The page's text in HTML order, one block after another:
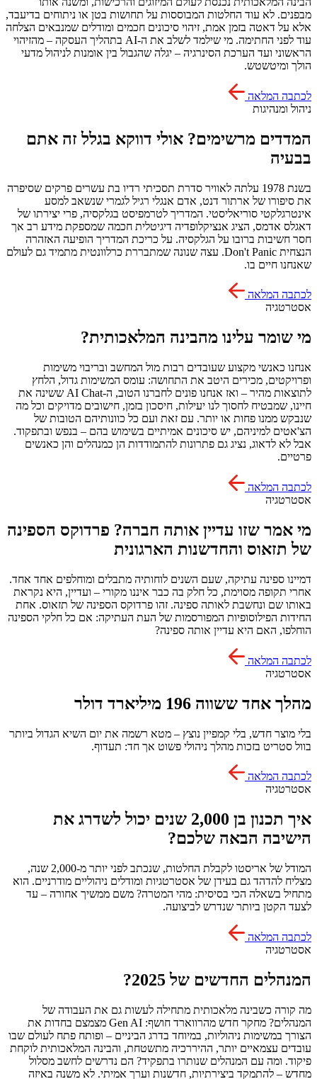
מבפנים. לא עוד החלטות המבוססות על תחושות בטן או ניתוחים בדיעבד,
אלא על דאטה בזמן אמת, זיהוי סיכונים חכמים ומודלים שמנבאים הצלחה
עוד לפני החתימה. מי שילמד לשלב את ה-AI בתהליך העסקה – מהזיהוי
הראשוני ועד הערכת הסינרגיה – יגלה שהגבול בין אומנות לניהול מדעי
הולך ומיטשטש.
לכתבה המלאה
ניהול ומנהיגות
המדדים מרשימים? אולי דווקא בגלל זה אתם
בבעיה
בשנת 1978 עלתה לאוויר סדרת תסכיתי רדיו בת עשרים פרקים שסיפרה
את סיפורו של ארתור דנט, אדם אנגלי רגיל לגמרי שנשאב למסע
אינטרגלקטי סוריאליסטי. המדריך לטרמפיסט בגלקסיה, פרי יצירתו של
דאגלס אדמס, הציג אנציקלופדיה דיגיטלית חכמה שמספקת מידע רב אך
חסר חשיבות ברובו על הגלקסיה. על כריכת המדריך הופיעה האזהרה
הנצחית Don't Panic. עצה שנונה שמתבררת כרלוונטית מתמיד גם לעולם
שאנחנו חיים בו.
לכתבה המלאה
אסטרטגיה
מי שומר עלינו מהבינה המלאכותית?
אנחנו כאנשי מקצוע שעובדים רבות מול המחשב ובריבוי משימות
ופרויקטים, מכירים היטב את התחושה: עומס המשימות גדול, הלחץ
לתוצאות מהיר – ואז אנחנו פונים לחברנו הטוב, ה-AI Chat ששינה את
חיינו, שמבטיח לחסוך לנו יעילות, חיסכון בזמן, חישובים מדויקים וכל מה
שנבקש ממנו פחות או יותר. עם זאת ועם כל כוונותיהם הטובות של
הצ'אטים למיניהם, יש סיכונים אמיתיים בשימוש בהם – בנפש ובתפקוד.
אבל לא לדאוג, נציג גם פתרונות להתמודדות הן כמנהלים והן כאנשים
פרטיים.
לכתבה המלאה
אסטרטגיה
מי אמר שזו עדיין אותה חברה? פרדוקס הספינה
של תזאוס והחדשנות הארגונית
דמיינו ספינה עתיקה, שעם השנים לוחותיה מתבלים ומוחלפים אחד אחד.
אחרי תקופה מסוימת, כל חלק בה כבר איננו מקורי – ועדיין, היא נקראת
באותו שם ונחשבת לאותה ספינה. זהו פרדוקס הספינה של תזאוס. אחת
החידות הפילוסופיות המפורסמות של העת העתיקה: אם כל חלקי הספינה
הוחלפו, האם היא עדיין אותה ספינה?
לכתבה המלאה
אסטרטגיה
מהלך אחד ששווה 196 מיליארד דולר
בלי מוצר חדש, בלי קמפיין נוצץ – מטא רשמה את יום השיא הגדול ביותר
בוול סטריט בזכות מהלך ניהולי פשוט אך חד: תעדוף.
לכתבה המלאה
אסטרטגיה
איך תכנון בן 2,000 שנים יכול לשדרג את
הישיבה הבאה שלכם?
המודל של אריסטו לקבלת החלטות, שנכתב לפני יותר מ-2,000 שנה,
מצליח להדהד גם בעידן של אסטרטגיות ומודלים ניהוליים מודרניים. הוא
מתחיל בשאלה הכי בסיסית: מהי המטרה? משם ממשיך אחורה – עד
לצעד הקטן ביותר שנדרש לביצועה.
לכתבה המלאה
אסטרטגיה
המנהלים החדשים של 2025?
מה קורה כשבינה מלאכותית מתחילה לעשות גם את העבודה של
המנהלים? מחקר חדש מהרווארד חושף: Gen AI מצמצם בחדות את
הצורך במשימות ניהוליות, במיוחד בדרג הביניים – ופותח פתח לעולם שבו
עובדים עצמאיים יותר, ההיררכיה מתשטחת, והבינה המלאכותית לוקחת
פיקוד. ומה עם המנהלים שנותרו בתפקיד? הם נדרשים לחשב מסלול
מחדש – להתמקד ביצירתיות, חדשנות וערך אמיתי. לא משנה באיזה